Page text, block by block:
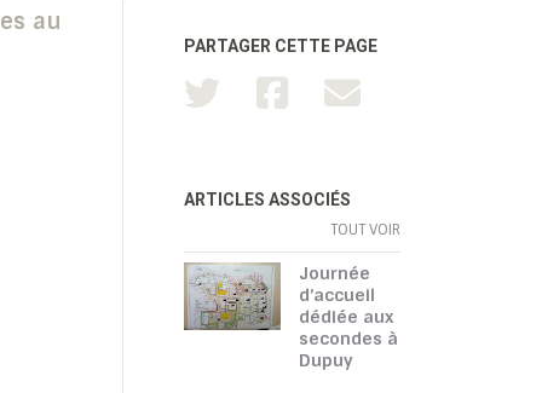
au
PARTAGER CETTE PAGE
ARTICLES ASSOCIÉS
TOUT VOIR
Journée
d’accueil
dédiée aux
secondes à
Dupuy